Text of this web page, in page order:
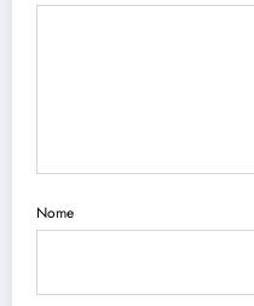
Nome